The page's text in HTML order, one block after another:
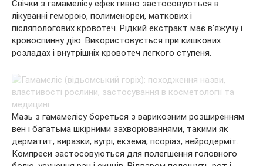
Свічки з гамамелісу ефективно застосовуються в
лікуванні геморою, полименореи, маткових і
післяпологових кровотеч. Рідкий екстракт має в’яжучу і
кровоспинну дію. Використовується при кишкових
розладах і внутрішніх кровотеч легкого ступеня.
Мазь з гамамелісу бореться з варикозним розширенням
вен і багатьма шкірними захворюваннями, такими як
дерматит, виразки, вугрі, екзема, псоріаз, нейродерміт.
Компреси застосовуються для полегшення головного